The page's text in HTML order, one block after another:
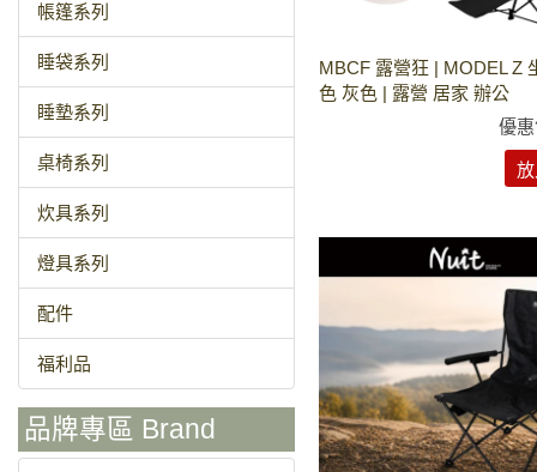
帳篷系列
睡袋系列
睡墊系列
桌椅系列
炊具系列
燈具系列
配件
福利品
品牌專區 Brand
MBCF 露營狂 | MODEL Z
色 灰色 | 露營 居家 辦公
優